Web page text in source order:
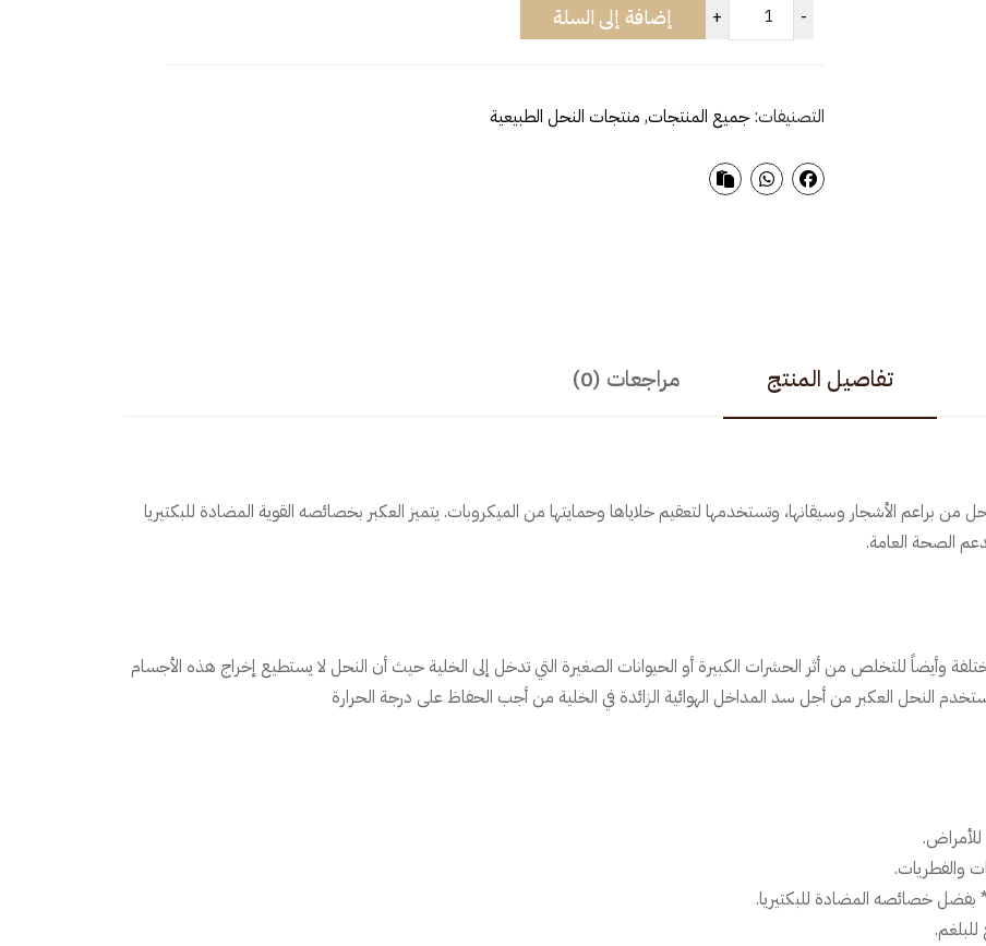
-
+ إضافة إلى السلة
التصنيفات:جميع المنتجات, منتجات النحل الطبيعية
تفاصيل المنتج مراجعات (0)
براعم الأشجار وسيقانها، وتستخدمها لتعقيم خلاياها وحمايتها من الميكروبات. يتميز العكبر بخصائصه القوية المضادة للبكتيريا
الصحة العامة.
وأيضاً للتخلص من أثر الحشرات الكبيرة أو الحيوانات الصغيرة التي تدخل إلى الخلية حيث أن النحل لا يستطيع إخراج هذه الأجسام
النحل العكبر من أجل سد المداخل الهوائية الزائدة في الخلية من أجب الحفاظ على درجة الحرارة
والفطريات.
بفضل خصائصه المضادة للبكتيريا.